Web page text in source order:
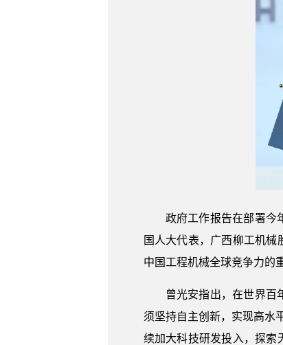
政府工作报告在部署今
国人大代表，广西柳工机
中国工程机械全球竞争力的
曾光安指出，在世界百
须坚持自主创新，实现高水
续加大科技研发投入，探索